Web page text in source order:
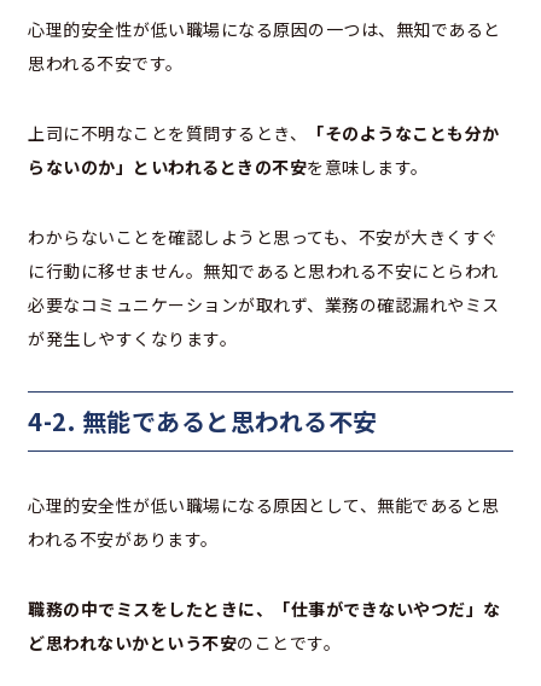
心理的安全性が低い職場になる原因の一つは、無知であると
思われる不安です。
上司に不明なことを質問するとき、
「そのようなことも分か
らないのか」といわれるときの不安を意味します。
わからないことを確認しようと思っても、不安が大きくすぐ
に行動に移せません。無知であると思われる不安にとらわれ
必要なコミュニケーションが取れず、業務の確認漏れやミス
が発生しやすくなります。
4-2. 無能であると思われる不安
心理的安全性が低い職場になる原因として、無能であると思
われる不安があります。
職務の中でミスをしたときに、「仕事ができないやつだ」な
ど思われないかという不安のことです。